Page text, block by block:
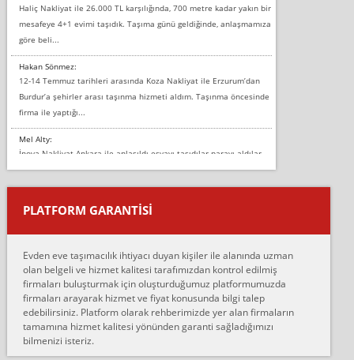
Haliç Nakliyat ile 26.000 TL karşılığında, 700 metre kadar yakın bir
mesafeye 4+1 evimi taşıdık. Taşıma günü geldiğinde, anlaşmamıza
göre beli...
Hakan Sönmez:
12-14 Temmuz tarihleri arasında Koza Nakliyat ile Erzurum’dan
Burdur’a şehirler arası taşınma hizmeti aldım. Taşınma öncesinde
firma ile yaptığı...
Mel Alty:
İnova Nakliyat Ankara ile anlaşıldı eşyayı taşıdılar parayı aldılar.
Salon duvarına bir baktım birisi boydan alüminyum renkli bantı
yapıştırm...
Murat:
çalıştıklarını, müş...
Ahmet:
Lüleburgaz güngünes evden eve naklyat eşyalarımı taşımak için
anlaştık sabah eve geldiklerinde de eşyalarımı düzgün şekilde
sarcaz demelerine r...
mehmet güldü:
PLATFORM GARANTİSİ
Evden eve taşımacılık ihtiyacı duyan kişiler ile alanında uzman
olan belgeli ve hizmet kalitesi tarafımızdan kontrol edilmiş
firmaları buluşturmak için oluşturduğumuz platformumuzda
firmaları arayarak hizmet ve fiyat konusunda bilgi talep
edebilirsiniz. Platform olarak rehberimizde yer alan firmaların
tamamına hizmet kalitesi yönünden garanti sağladığımızı
bilmenizi isteriz.